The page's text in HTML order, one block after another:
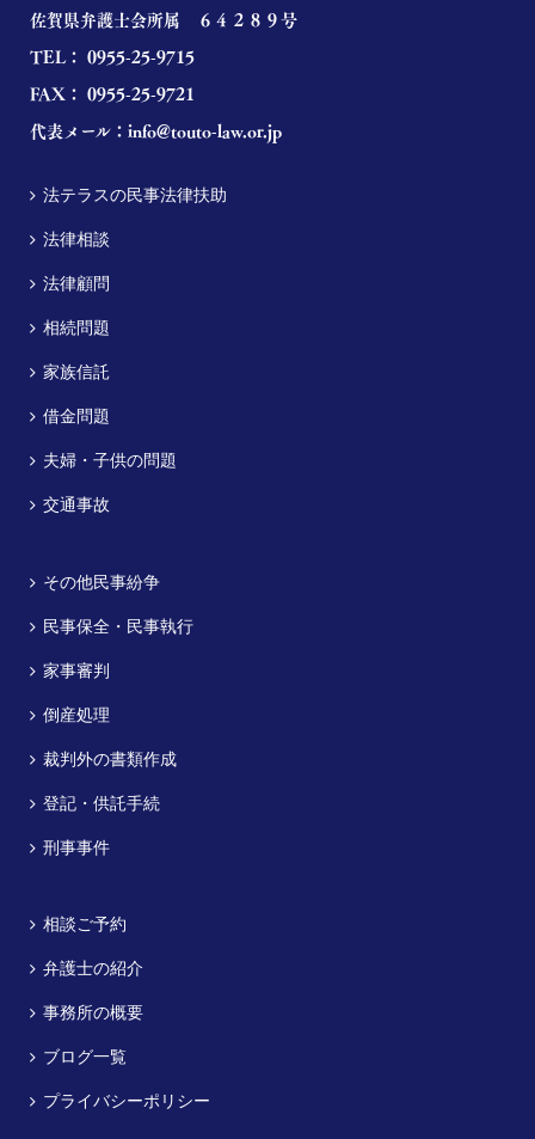
佐賀県弁護士会所属 ６４２８９号
TEL： 0955-25-9715
FAX： 0955-25-9721
代表メール： info@touto-law.or.jp
法テラスの民事法律扶助
法律相談
法律顧問
相続問題
家族信託
借金問題
夫婦・子供の問題
交通事故
その他民事紛争
民事保全・民事執行
家事審判
倒産処理
裁判外の書類作成
登記・供託手続
刑事事件
相談ご予約
弁護士の紹介
事務所の概要
ブログ一覧
プライバシーポリシー